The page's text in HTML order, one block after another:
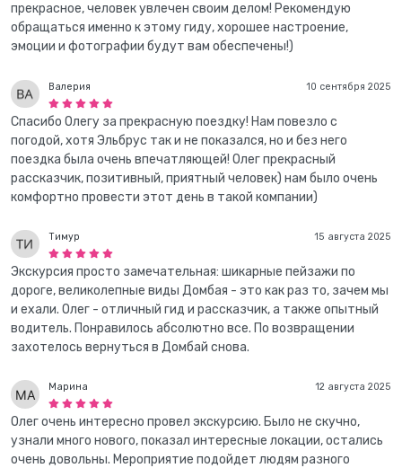
прекрасное, человек увлечен своим делом! Рекомендую
обращаться именно к этому гиду, хорошее настроение,
эмоции и фотографии будут вам обеспечены!)
10 сентября 2025
Валерия
Спасибо Олегу за прекрасную поездку! Нам повезло с
погодой, хотя Эльбрус так и не показался, но и без него
поездка была очень впечатляющей! Олег прекрасный
рассказчик, позитивный, приятный человек) нам было очень
комфортно провести этот день в такой компании)
15 августа 2025
Тимур
Экскурсия просто замечательная: шикарные пейзажи по
дороге, великолепные виды Домбая - это как раз то, зачем мы
и ехали. Олег - отличный гид и рассказчик, а также опытный
водитель. Понравилось абсолютно все. По возвращении
захотелось вернуться в Домбай снова.
12 августа 2025
Марина
Олег очень интересно провел экскурсию. Было не скучно,
узнали много нового, показал интересные локации, остались
очень довольны. Мероприятие подойдет людям разного